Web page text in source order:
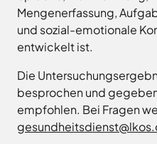
Mengenerfassung,
und sozial-emotionale
entwickelt ist.
Die
besprochen und
empfohlen. Bei Fragen
Land
Entwicklungsgesellschaft
Planungsgesellschaft
Nahverkehr
Osnabrück
Stiftung
Lauter
Tourismusgesellschaft
Samstag
9.30 - 11.30
Zulassungsstelle!)
Außenstellen
der
Kreisverwaltung
Bad
Laer
Bad
Belm
Bersenbrück
Bissendorf